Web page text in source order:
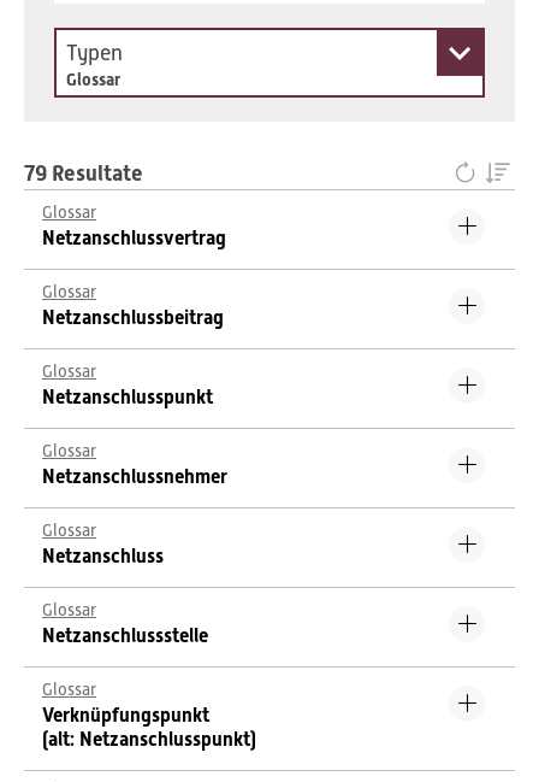
Typen
Glossar
79 Resultate
Glossar
Netzanschlussvertrag
Glossar
Netzanschlussbeitrag
Glossar
Netzanschlusspunkt
Glossar
Netzanschlussnehmer
Glossar
Netzanschluss
Glossar
Netzanschlussstelle
Glossar
Verknüpfungspunkt
(alt: Netzanschlusspunkt)